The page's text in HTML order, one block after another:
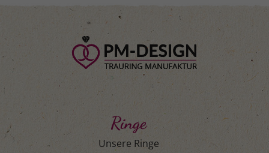
Ringe
Unsere Ringe